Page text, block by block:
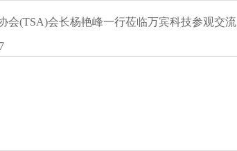
会(TSA)会长杨艳峰一行莅临万宾科技参观交流